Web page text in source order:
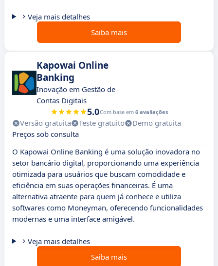
Veja mais detalhes
Saiba mais
Kapowai Online
Banking
Inovação em Gestão de
Contas Digitais
5.0Com base em 6 avaliações
Versão gratuita Teste gratuito
Demo gratuita
Preços sob consulta
O Kapowai Online Banking é uma solução inovadora no
setor bancário digital, proporcionando uma experiência
otimizada para usuários que buscam comodidade e
eficiência em suas operações financeiras. É uma
alternativa atraente para quem já conhece e utiliza
softwares como Moneyman, oferecendo funcionalidades
modernas e uma interface amigável.
Veja mais detalhes
Saiba mais